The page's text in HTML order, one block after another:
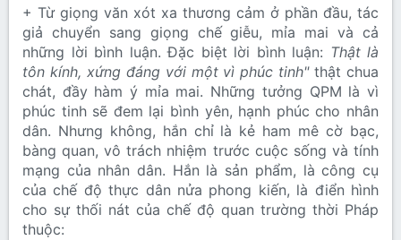
+ Từ giọng văn xót xa thương cảm ở phần đầu, tác
giả chuyển sang giọng chế giễu, mỉa mai và cả
những lời bình luận. Đặc biệt lời bình luận: Thật là
tôn kính, xứng đáng với một vì phúc tinh"thật chua
chát, đầy hàm ý mỉa mai. Những tưởng QPM là vì
phúc tinh sẽ đem lại bình yên, hạnh phúc cho nhân
dân. Nhưng không, hắn chỉ là kẻ ham mê cờ bạc,
bàng quan, vô trách nhiệm trước cuộc sống và tính
mạng của nhân dân. Hắn là sản phẩm, là công cụ
của chế độ thực dân nửa phong kiến, là điển hình
cho sự thối nát của chế độ quan trường thời Pháp
thuộc: